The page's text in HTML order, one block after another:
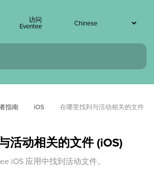
访问
Eventee
指南 iOS
在哪里找到与活动相关的文件
活动相关的文件 (iOS)
iOS 应用中找到活动文件。